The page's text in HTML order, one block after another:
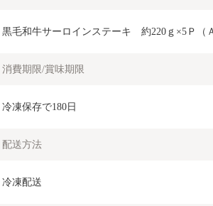
黒毛和牛サーロインステーキ　約220ｇ×5Ｐ（
消費期限/賞味期限
冷凍保存で180日
配送方法
冷凍配送